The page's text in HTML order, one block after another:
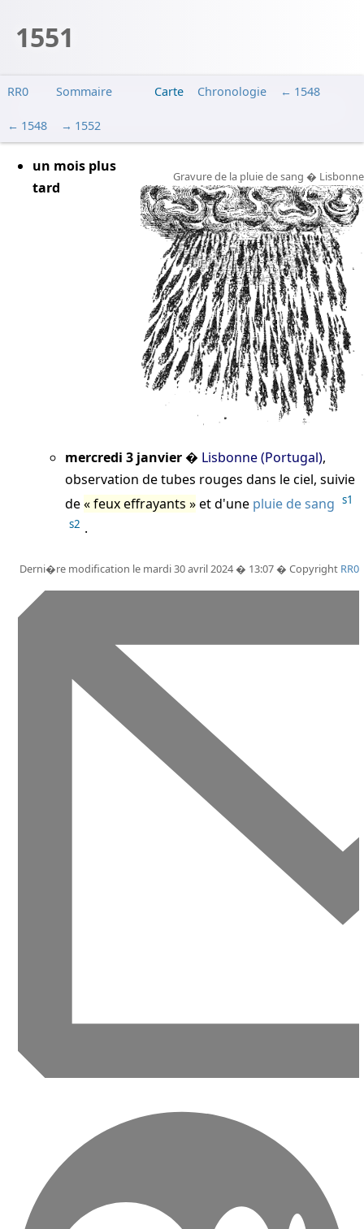
1551
RR0 Sommaire Carte Chronologie 1548
1548 1552
Gravure de la pluie de sang � Lisbonne
un mois plus
tard
mercredi 3 janvier � Lisbonne (Portugal),
observation de tubes rouges dans le ciel, suivie
de
feux effrayants et d'une pluie de sang s1
s2 .
Derni�re modification le mardi 30 avril 2024 � 13:07 � Copyright RR0